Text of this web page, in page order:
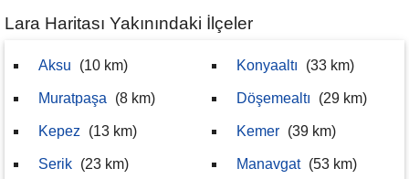
Lara Haritası Yakınındaki İlçeler
Aksu (10 km)
Muratpaşa (8 km)
Kepez (13 km)
Serik (23 km)
Konyaaltı (33 km)
Döşemealtı (29 km)
Kemer (39 km)
Manavgat (53 km)